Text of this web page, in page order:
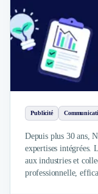
Publicité
Depuis plus 30 ans,
expertises intégrées.
aux industries et
professionnelle,